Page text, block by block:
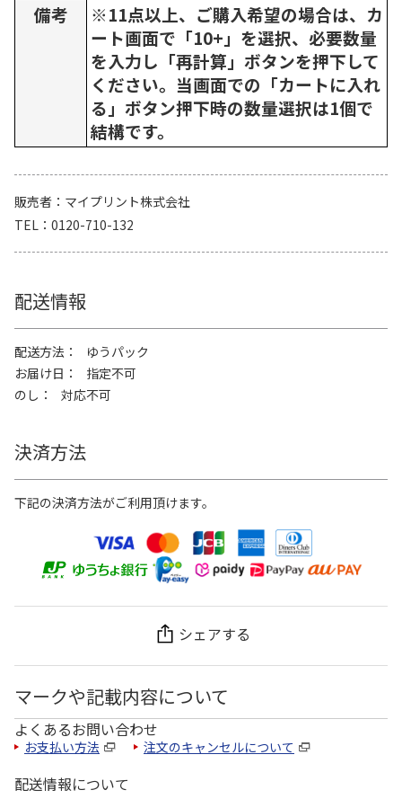
備考
※11点以上、ご購入希望の場合は、カ
ート画面で「10+」を選択、必要数量
を入力し「再計算」ボタンを押下して
ください。当画面での「カートに入れ
る」ボタン押下時の数量選択は1個で
結構です。
販売者
マイプリント株式会社
TEL
0120-710-132
配送情報
配送方法
ゆうパック
お届け日
指定不可
のし
対応不可
決済方法
下記の決済方法がご利用頂けます。
シェアする
マークや記載内容について
よくあるお問い合わせ
お支払い方法 注文のキャンセルについて
配送情報について